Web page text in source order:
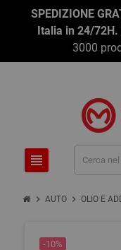
SPEDIZIONE
Italia in 24/
3000
view_headline
chevron_right AUTO chevron_right OLIO E
-10%